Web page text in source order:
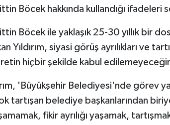
Böcek hakkında kullandığı
Böcek ile yaklaşık 25-30 yıllık bir
Yıldırım, siyasi görüş ayrılıkları ve
hiçbir şekilde kabul
'Büyükşehir Belediyesi'nde görev
tartışan belediye başkanlarından
fikir ayrılığı yaşamak,